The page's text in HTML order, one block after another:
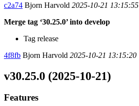
c2a74 Bjorn Harvold 2025-10-21 13:15:55
Merge tag ‘30.25.0’ into develop
Tag release
4f8fb Bjorn Harvold 2025-10-21 13:15:20
v30.25.0 (2025-10-21)
Features